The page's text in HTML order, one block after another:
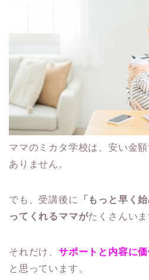
ママのミカタ学校は、安い金
ありません。
でも、受講後に 「もっと早く
ってくれるママがたくさんいま
それだけ、 サポートと内容に
と思っています。